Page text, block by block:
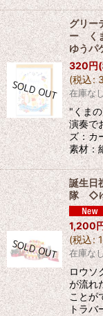
グリー
ー く
ゆうパ
320円
(税込:
在庫な
"くま
演奏で
ズ：カ
素材
誕生日
隊 ◇ゆ
1,200
(税込:
在庫な
ロウソ
が流れ
ことが
トラバ